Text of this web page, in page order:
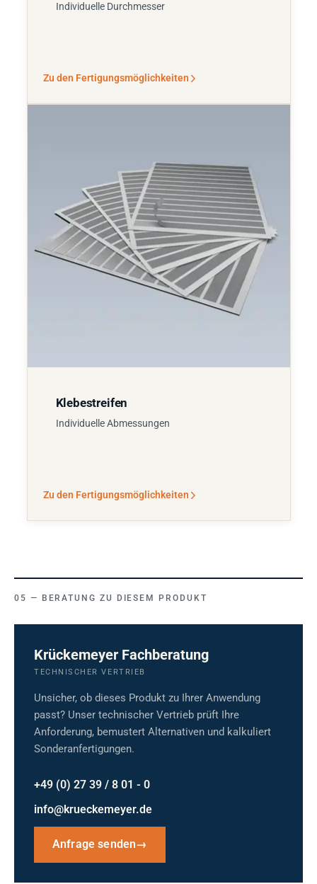
Individuelle Durchmesser
Zu den Fertigungsmöglichkeiten
Klebestreifen
Individuelle Abmessungen
Zu den Fertigungsmöglichkeiten
BERATUNG ZU DIESEM PRODUKT
Krückemeyer Fachberatung
TECHNISCHER VERTRIEB
Unsicher, ob dieses Produkt zu Ihrer Anwendung
passt? Unser technischer Vertrieb prüft Ihre
Anforderung, bemustert Alternativen und kalkuliert
Sonderanfertigungen.
+49 (0) 27 39 / 8 01 - 0
info@krueckemeyer.de
Anfrage senden→